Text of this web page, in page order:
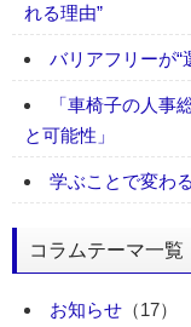
れる理由”
バリアフリーが“
「車椅子の人事
と可能性」
学ぶことで変わ
コラムテーマ一覧
お知らせ （17）